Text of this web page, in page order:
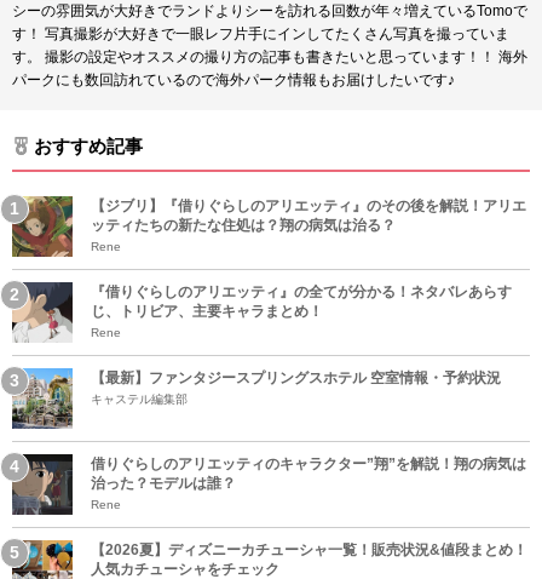
シーの雰囲気が大好きでランドよりシーを訪れる回数が年々増えているTomoで
す！ 写真撮影が大好きで一眼レフ片手にインしてたくさん写真を撮っていま
す。 撮影の設定やオススメの撮り方の記事も書きたいと思っています！！ 海外
パークにも数回訪れているので海外パーク情報もお届けしたいです♪
おすすめ記事
【ジブリ】『借りぐらしのアリエッティ』のその後を解説！アリエ
ッティたちの新たな住処は？翔の病気は治る？
Rene
『借りぐらしのアリエッティ』の全てが分かる！ネタバレあらす
じ、トリビア、主要キャラまとめ！
Rene
【最新】ファンタジースプリングスホテル 空室情報・予約状況
キャステル編集部
借りぐらしのアリエッティのキャラクター”翔”を解説！翔の病気は
治った？モデルは誰？
Rene
【2026夏】ディズニーカチューシャ一覧！販売状況&値段まとめ！
人気カチューシャをチェック